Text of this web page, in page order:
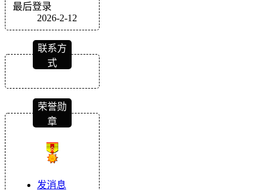
最后登录
2026-2-12
联系方
式
荣誉勋
章
发消息